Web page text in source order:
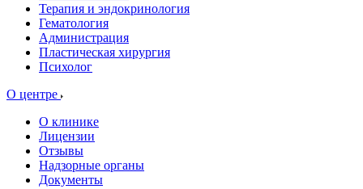
Терапия и эндокринология
Гематология
Администрация
Пластическая хирургия
Психолог
О центре
О клинике
Лицензии
Отзывы
Надзорные органы
Документы